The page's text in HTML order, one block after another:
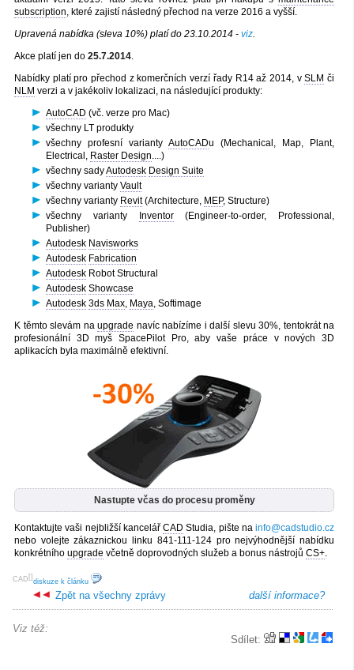
subscription, které zajistí následný přechod na verze 2016 a vyšší.
Upravená nabídka (sleva 10%) platí do 23.10.2014 - viz.
Akce platí jen do 25.7.2014.
Nabídky platí pro přechod z komerčních verzí řady R14 až 2014, vSLM či
NLM verzi a v jakékoliv lokalizaci, na následující produkty:
AutoCAD (vč. verze pro Mac)
všechny LT produkty
všechny profesní varianty AutoCADu (Mechanical, Map, Plant,
Electrical, Raster Design....)
všechny sadyAutodesk Design Suite
všechny varianty Vault
všechny varianty Revit(Architecture, MEP, Structure)
všechny varianty
Inventor(Engineer-to-order, Professional,
Publisher)
Autodesk Navisworks
Autodesk Fabrication
Autodesk Robot Structural
Autodesk Showcase
Autodesk 3ds Max, Maya, Softimage
K těmto slevám na upgrade navíc nabízíme i další slevu 30%, tentokrát na
profesionální 3D myš SpacePilot Pro, aby vaše práce v nových 3D
aplikacích byla maximálně efektivní.
Nastupte včas do procesu proměny
Kontaktujte vaši nejbližší kancelář CAD Studia, pište na info@cadstudio.cz
nebo volejte zákaznickou linku 841-111-124 pro nejvýhodnější nabídku
konkrétního upgrade včetně doprovodných služeb a bonus nástrojů CS+.
[
CAD ]
diskuze k článku
další informace?
Zpět na všechny zprávy
Sdílet:
Viz též: